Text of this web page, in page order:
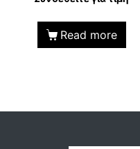
Read more